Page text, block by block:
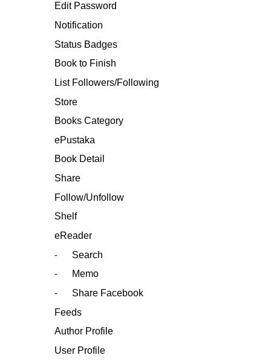
Edit Password
Notification
Status Badges
Book to Finish
List Followers/Following
Store
Books Category
ePustaka
Book Detail
Share
Follow/Unfollow
Shelf
eReader
- Search
- Memo
-
Share Facebook
Feeds
Author Profile
User Profile